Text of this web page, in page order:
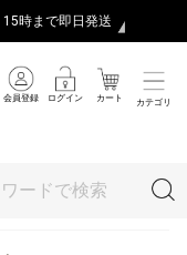
15時まで即日発送
会員登録 ログイン カート カテゴリ